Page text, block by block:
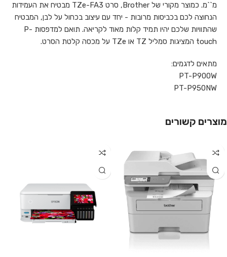
מ``מ. כמוצר מקורי של Brother, סרט TZe-FA3 מבטיח את העמידות
הנחוצה לכם בכביסות מרובות - יחד עם עיצוב בכחול על לבן, המבטיח
שהתוויות שלכם יהיו תמיד קלות מאוד לקריאה. תואם למדפסות P-
touch המציגות סמליל TZ או TZe על מכסה קלטת הסרט.
מתאים לדגמים:
PT-P900W
PT-P950NW
מוצרים קשורים